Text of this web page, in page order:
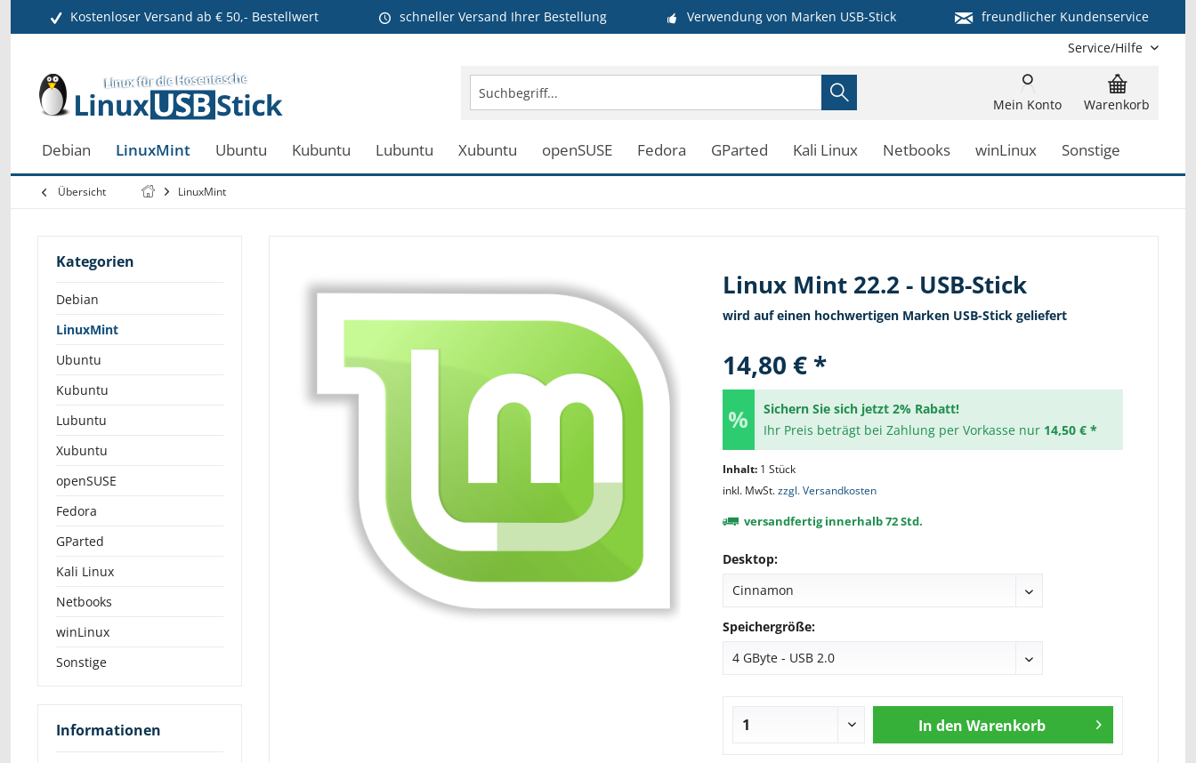
Kostenloser Versand ab € 50,- Bestellwert schneller Versand Ihrer Bestellung Verwendung von Marken USB-Stick
freundlicher Kundenservice
Service/Hilfe
Warenkorb
Mein Konto
Debian LinuxMint Ubuntu Kubuntu Lubuntu Xubuntu openSUSE Fedora GParted Kali Linux Netbooks winLinux Sonstige
Übersicht LinuxMint
Kategorien
Debian
LinuxMint
Ubuntu
Kubuntu
Lubuntu
Xubuntu
openSUSE
Fedora
GParted
Kali Linux
Netbooks
winLinux
Sonstige
Informationen
Linux Mint 22.2 - USB-Stick
wird auf einen hochwertigen Marken USB-Stick geliefert
14,80 € *
Sichern Sie sich jetzt 2% Rabatt!
Ihr Preis beträgt bei Zahlung per Vorkasse nur 14,50 € *
Inhalt: 1 Stück
inkl. MwSt.zzgl. Versandkosten
versandfertig innerhalb 72 Std.
Desktop:
Speichergröße:
In den Warenkorb